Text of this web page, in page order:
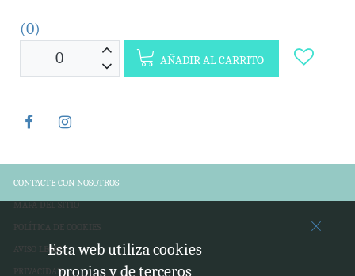
(0)
AÑADIR AL CARRITO
CONTACTE CON NOSOTROS
MAPA DEL SITIO
POLÍTICA DE COOKIES
AVISO LEGAL
PRIVACIDAD
Esta web utiliza cookies
propias y de terceros